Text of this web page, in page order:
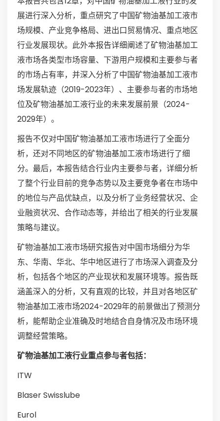
展进行深入分析，重点研究了中国矿物油基加工液市
场规模、产业竞争格局、进出口贸易情况、重点地区
行业发展现状。此外本报告详细阐述了矿物油基加工
液市场各类型市场容量、下游用户规模和主要参与者
的市场占有率，并深入分析了中国矿物油基加工液市
场发展轨迹（2019-2023年）、主要参与者的市场地
位及矿物油基加工液行业的未来发展前景（2024-
2029年）。
报告不仅对中国矿物油基加工液市场进行了全面分
析，还对不同地区的矿物油基加工液市场进行了细
分。最后，本报告结合行业内主要参与者，详细分析
了整个行业目前的竞争态势以及主要竞争者在市场中
的地位与产品优缺点，以及分析了业务经营状况、企
业融资状况、合作动态等，并给出了相关的行业发展
策略与建议。
矿物油基加工液市场研究报告对中国市场细分为华
东、华南、华北、华中地区进行了市场深入调查及分
析，包括各个地区的产业现状和发展环境等。报告既
涵盖深入的分析，又有直观的比较，并且对各地区矿
物油基加工液市场2024-2029年的前景做出了预测分
析，能帮助企业准确及时地结合自身情况及市场环境
调整经营策略。
矿物油基加工液行业重点参与者包括：
ITW
Blaser Swisslube
Eurol